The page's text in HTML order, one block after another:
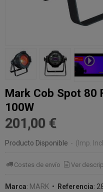
Mark Cob Spot 80
100W
201,00 €
Producto Disponible - (Imp.
Costes de envío Ver
Marca: MARK • Referencia: